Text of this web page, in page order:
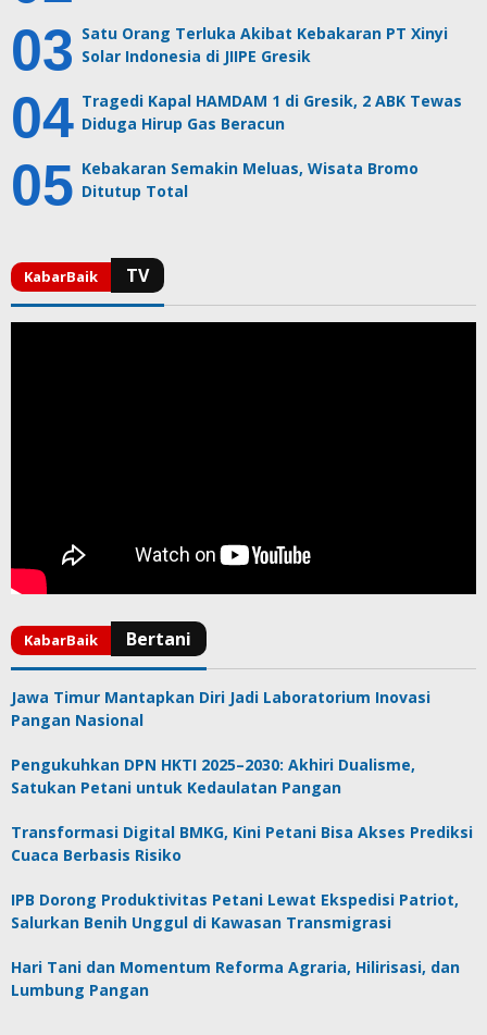
Satu Orang Terluka Akibat Kebakaran PT Xinyi
Solar Indonesia di JIIPE Gresik
Tragedi Kapal HAMDAM 1 di Gresik, 2 ABK Tewas
Diduga Hirup Gas Beracun
Kebakaran Semakin Meluas, Wisata Bromo
Ditutup Total
Jawa Timur Mantapkan Diri Jadi Laboratorium Inovasi
Pangan Nasional
Pengukuhkan DPN HKTI 2025–2030: Akhiri Dualisme,
Satukan Petani untuk Kedaulatan Pangan
Transformasi Digital BMKG, Kini Petani Bisa Akses Prediksi
Cuaca Berbasis Risiko
IPB Dorong Produktivitas Petani Lewat Ekspedisi Patriot,
Salurkan Benih Unggul di Kawasan Transmigrasi
Hari Tani dan Momentum Reforma Agraria, Hilirisasi, dan
Lumbung Pangan